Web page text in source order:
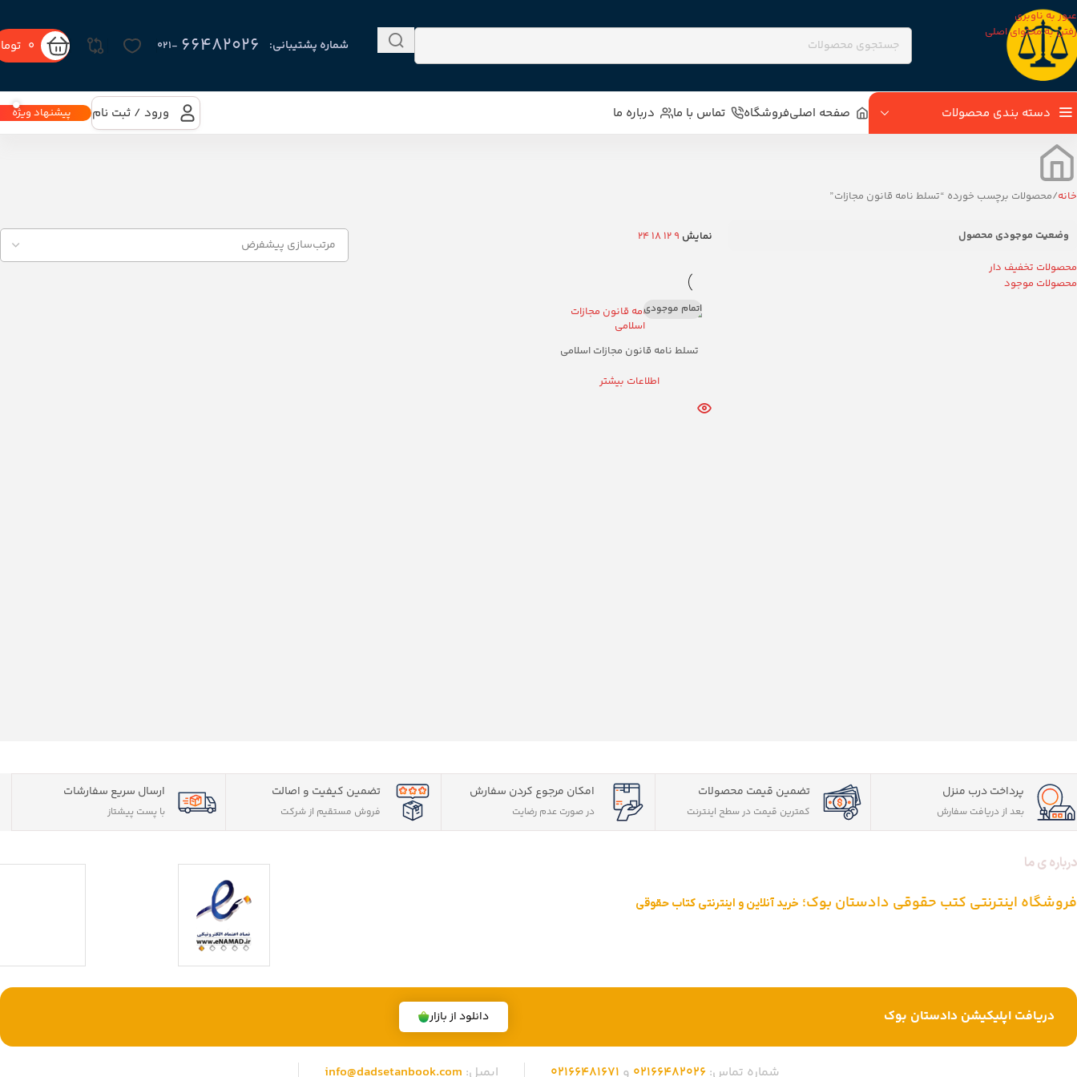
عبور به ناوبری
رفتن به محتوای اصلی
شماره پشتیبانی: 66482026 -۰۲۱ 0
دسته بندی محصولات صفحه اصلیفروشگاه تماس با ما درباره ما ورود / ثبت نام پیشنهاد ویژه
خانه محصولات برچسب خورده “تسلط نامه قانون مجازات”
وضعیت موجودی محصول
محصولات تخفیف دار
محصولات موجود
نمایش 9
12
18
24
اتمام موجودی
تسلط نامه قانون مجازات اسلامی
اطلاعات بیشتر
پرداخت درب منزل
بعد از دریافت سفارش
تضمین قیمت محصولات
کمترین قیمت در سطح اینترنت
امکان مرجوع کردن سفارش
در صورت عدم رضایت
تضمین کیفیت و اصالت
فروش مستقیم از شرکت
ارسال سریع سفارشات
با پست پیشتاز
درباره ی ما
فروشگاه اینترنتی کتب حقوقی دادستان بوک؛ خرید آنلاین و اینترنتی کتاب حقوقی
دریافت اپلیکیشن دادستان بوک دانلود از بازار
شماره تماس:02166482026 و 02166481671 ایمیل: info@dadsetanbook.com